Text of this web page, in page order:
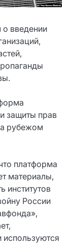
введении
защиты прав
рубежом
платформа
материалы,
институтов
России
используются